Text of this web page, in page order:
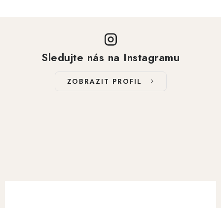
Sledujte nás na Instagramu
ZOBRAZIT PROFIL